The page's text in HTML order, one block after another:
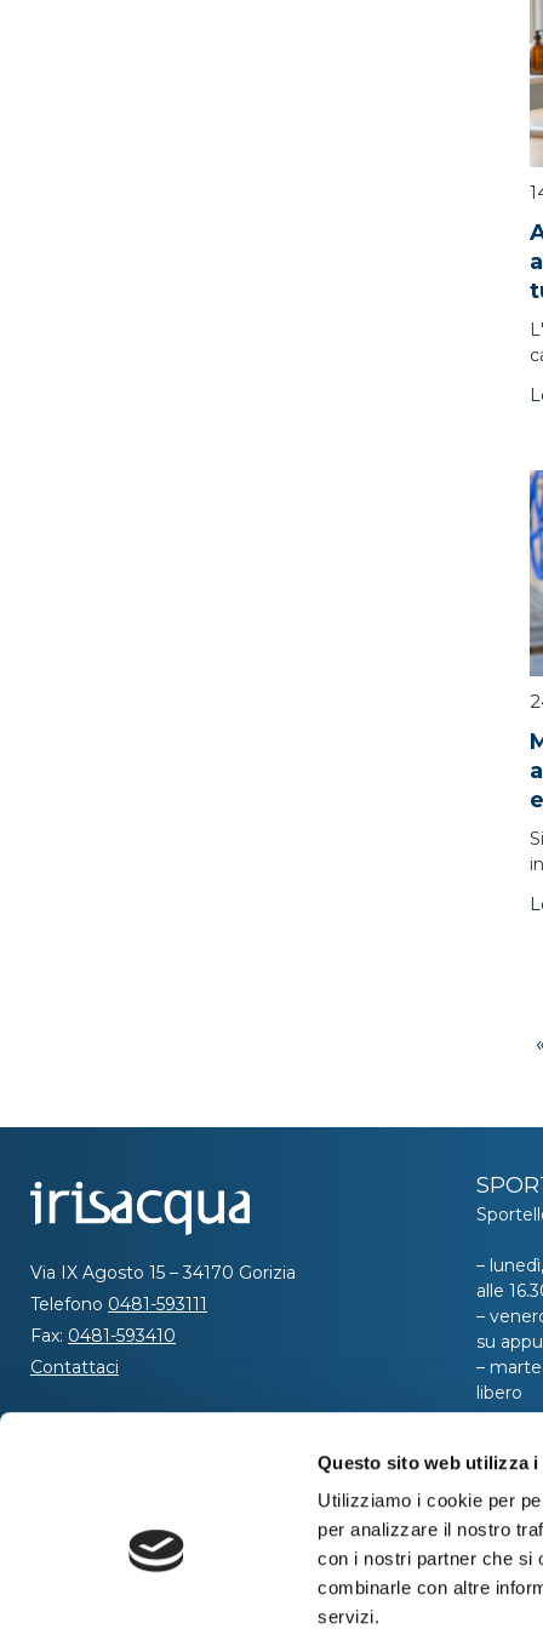
Questo sito web utilizza i
Utilizziamo i cookie per
per analizzare il nostro
con i nostri partner che si
combinarle con altre
servizi.
Via IX Agosto 15 – 34170 Gorizia
Telefono 0481-593111
Fax: 0481-593410
Contattaci
–
alle
–
su
–
libero
al
dalle